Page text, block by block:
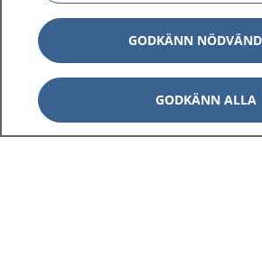
1177 på flera språk
Om 1177
Kontakt
GODKÄNN
GODKÄNN ALLA